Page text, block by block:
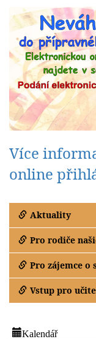
Aktuality
Pro rodiče
Pro zájemce o
Vstup pro
Kalendář
Více
online